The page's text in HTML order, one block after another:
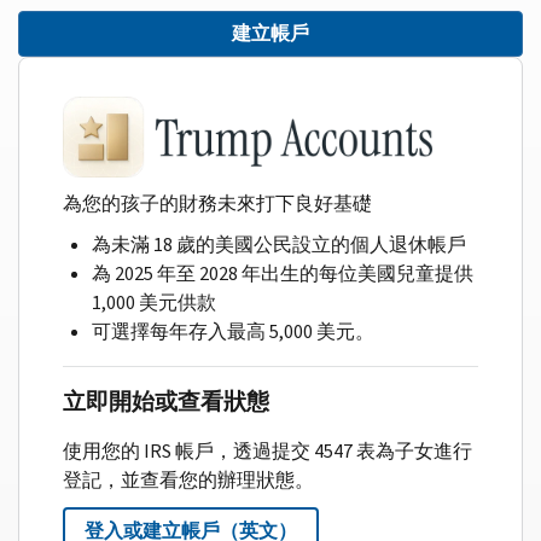
建立帳戶
為您的孩子的財務未來打下良好基礎
為未滿 18 歲的美國公民設立的個人退休帳戶
為 2025 年至 2028 年出生的每位美國兒童提供
1,000 美元供款
可選擇每年存入最高 5,000 美元。
立即開始或查看狀態
使用您的 IRS 帳戶，透過提交 4547 表為子女進行
登記，並查看您的辦理狀態。
登入或建立帳戶（英文）